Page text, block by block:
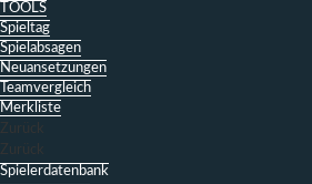
TOOLS
Spieltag
Spielabsagen
Neuansetzungen
Teamvergleich
Merkliste
Zurück
Zurück
Spielerdatenbank